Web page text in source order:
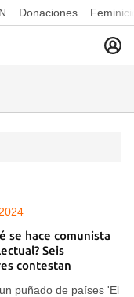
Donaciones
se hace comunista
Seis
contestan
puñado de países 'El